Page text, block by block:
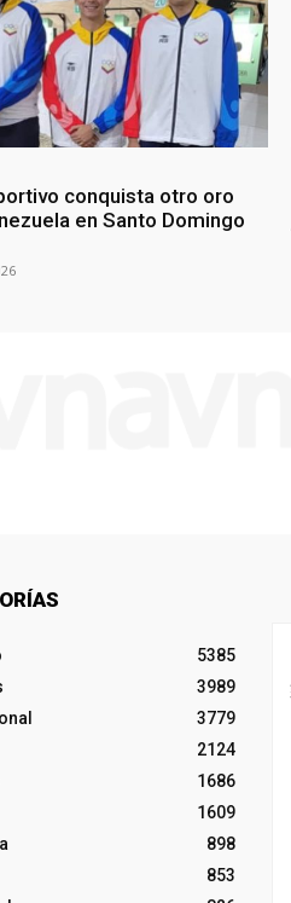
conquista otro oro
en Santo Domingo
5385
3989
3779
2124
1686
1609
898
853